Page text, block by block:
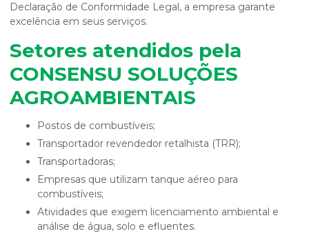
Declaração de Conformidade Legal, a empresa garante
excelência em seus serviços.
Setores atendidos pela
CONSENSU SOLUÇÕES
AGROAMBIENTAIS
Postos de combustíveis;
Transportador revendedor retalhista (TRR);
Transportadoras;
Empresas que utilizam tanque aéreo para
combustíveis;
Atividades que exigem licenciamento ambiental e
análise de água, solo e efluentes.